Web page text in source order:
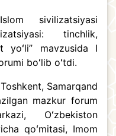
sivilizatsiyasi
tinchlik,
yoʻli” mavzusida I
boʻlib oʻtdi.
Samarqand
mazkur forum
Oʻzbekiston
qoʻmitasi, Imom